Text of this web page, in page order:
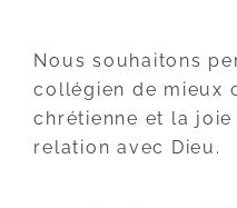
Nous souhaitons
collégien de mieux
chrétienne et la
relation avec Dieu.